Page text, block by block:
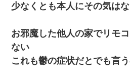
少なくとも本人にその気は
お邪魔した他人の家でリモ
ない
これも鬱の症状だとでも言う